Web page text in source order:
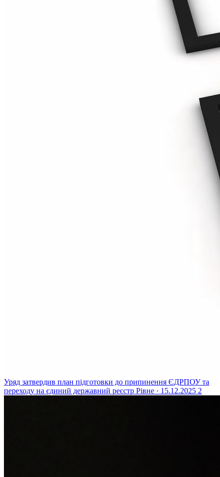
Уряд затвердив план підготовки до припинення ЄДРПОУ та
переходу на єдиний державний реєстр Рівне · 15.12.2025 2